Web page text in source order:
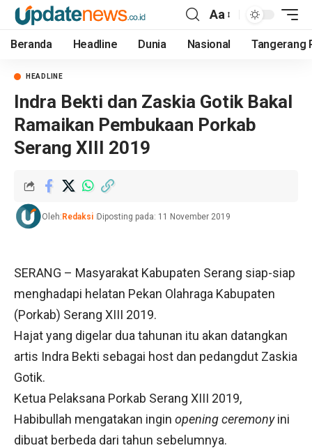
Aa
Beranda Headline Dunia Nasional Tangerang
HEADLINE
Indra Bekti dan Zaskia Gotik Bakal
Ramaikan Pembukaan Porkab
Serang XIII 2019
Oleh: Redaksi Diposting pada: 11 November 2019
SERANG – Masyarakat Kabupaten Serang siap-siap
menghadapi helatan Pekan Olahraga Kabupaten
(Porkab) Serang XIII 2019.
Hajat yang digelar dua tahunan itu akan datangkan
artis Indra Bekti sebagai host dan pedangdut Zaskia
Gotik.
Ketua Pelaksana Porkab Serang XIII 2019,
Habibullah mengatakan ingin opening ceremonyini
dibuat berbeda dari tahun sebelumnya.